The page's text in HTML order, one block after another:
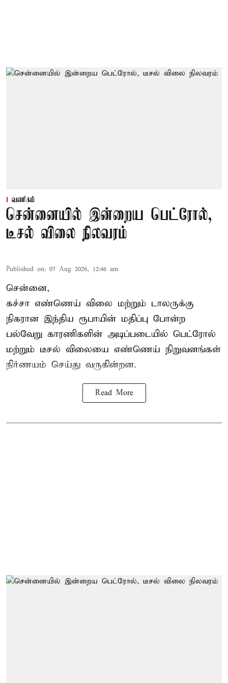
வணிகம்
சென்னையில் இன்றைய பெட்ரோல்,
டீசல் விலை நிலவரம்
Published on: 07 Aug 2026, 12:46 am
சென்னை,
கச்சா எண்ணெய் விலை மற்றும் டாலருக்கு
நிகரான இந்திய ரூபாயின் மதிப்பு போன்ற
பல்வேறு காரணிகளின் அடிப்படையில் பெட்ரோல்
மற்றும் டீசல் விலையை எண்ணெய் நிறுவனங்கள்
நிர்ணயம் செய்து வருகின்றன.
Read More